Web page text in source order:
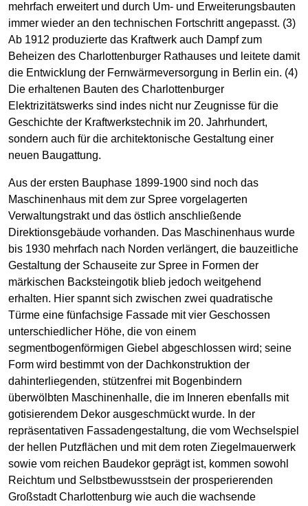
mehrfach erweitert und durch Um- und Erweiterungsbauten
immer wieder an den technischen Fortschritt angepasst. (3)
Ab 1912 produzierte das Kraftwerk auch Dampf zum
Beheizen des Charlottenburger Rathauses und leitete damit
die Entwicklung der Fernwärmeversorgung in Berlin ein. (4)
Die erhaltenen Bauten des Charlottenburger
Elektrizitätswerks sind indes nicht nur Zeugnisse für die
Geschichte der Kraftwerkstechnik im 20. Jahrhundert,
sondern auch für die architektonische Gestaltung einer
neuen Baugattung.
Aus der ersten Bauphase 1899-1900 sind noch das
Maschinenhaus mit dem zur Spree vorgelagerten
Verwaltungstrakt und das östlich anschließende
Direktionsgebäude vorhanden. Das Maschinenhaus wurde
bis 1930 mehrfach nach Norden verlängert, die bauzeitliche
Gestaltung der Schauseite zur Spree in Formen der
märkischen Backsteingotik blieb jedoch weitgehend
erhalten. Hier spannt sich zwischen zwei quadratische
Türme eine fünfachsige Fassade mit vier Geschossen
unterschiedlicher Höhe, die von einem
segmentbogenförmigen Giebel abgeschlossen wird; seine
Form wird bestimmt von der Dachkonstruktion der
dahinterliegenden, stützenfrei mit Bogenbindern
überwölbten Maschinenhalle, die im Inneren ebenfalls mit
gotisierendem Dekor ausgeschmückt wurde. In der
repräsentativen Fassadengestaltung, die vom Wechselspiel
der hellen Putzflächen und mit dem roten Ziegelmauerwerk
sowie vom reichen Baudekor geprägt ist, kommen sowohl
Reichtum und Selbstbewusstsein der prosperierenden
Großstadt Charlottenburg wie auch die wachsende